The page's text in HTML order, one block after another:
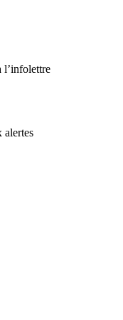
l’infolettre
alertes